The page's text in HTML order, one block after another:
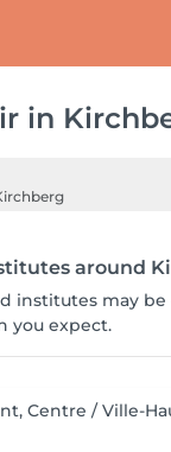
in
around
institutes may
you expect.